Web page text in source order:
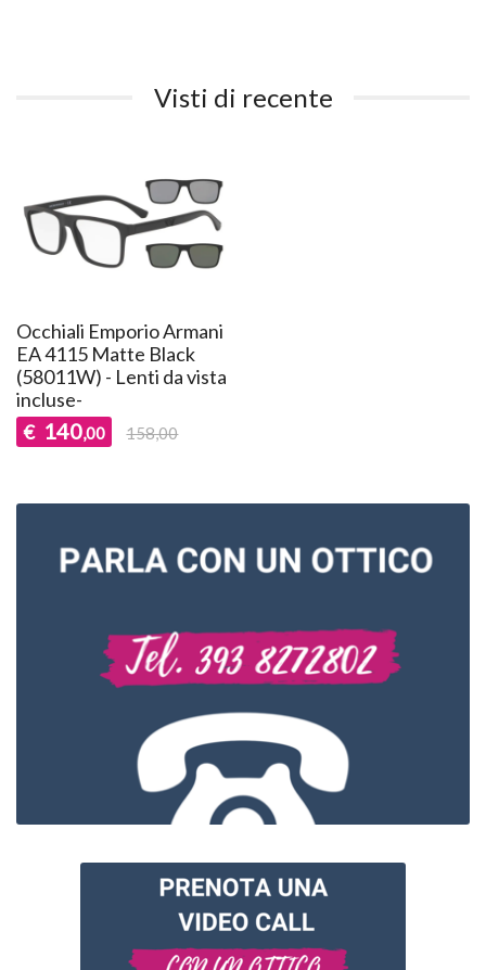
Visti di recente
Occhiali Emporio Armani
EA 4115 Matte Black
(58011W) - Lenti da vista
incluse-
€ 140,00 158,00